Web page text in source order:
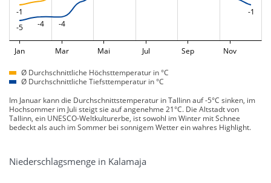
-1
-5 -4 -4
-1
Jan Mar Mai Jul Sep Nov
Ø Durchschnittliche Höchsttemperatur in °C
Ø Durchschnittliche Tiefsttemperatur in °C
Im Januar kann die Durchschnittstemperatur in Tallinn auf -5°C sinken, im
Hochsommer im Juli steigt sie auf angenehme 21°C. Die Altstadt von
Tallinn, ein UNESCO-Weltkulturerbe, ist sowohl im Winter mit Schnee
bedeckt als auch im Sommer bei sonnigem Wetter ein wahres Highlight.
Niederschlagsmenge in Kalamaja